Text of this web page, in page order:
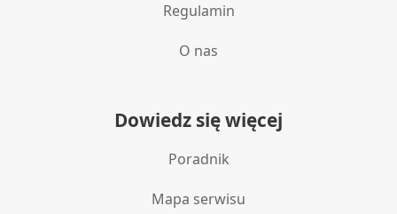
Regulamin
O nas
Dowiedz się więcej
Poradnik
Mapa serwisu
spersonalizowanych reklam
Tworzenie profili w celu personalizacji treści
Rozumienie odbiorców dzięki statystyce lub